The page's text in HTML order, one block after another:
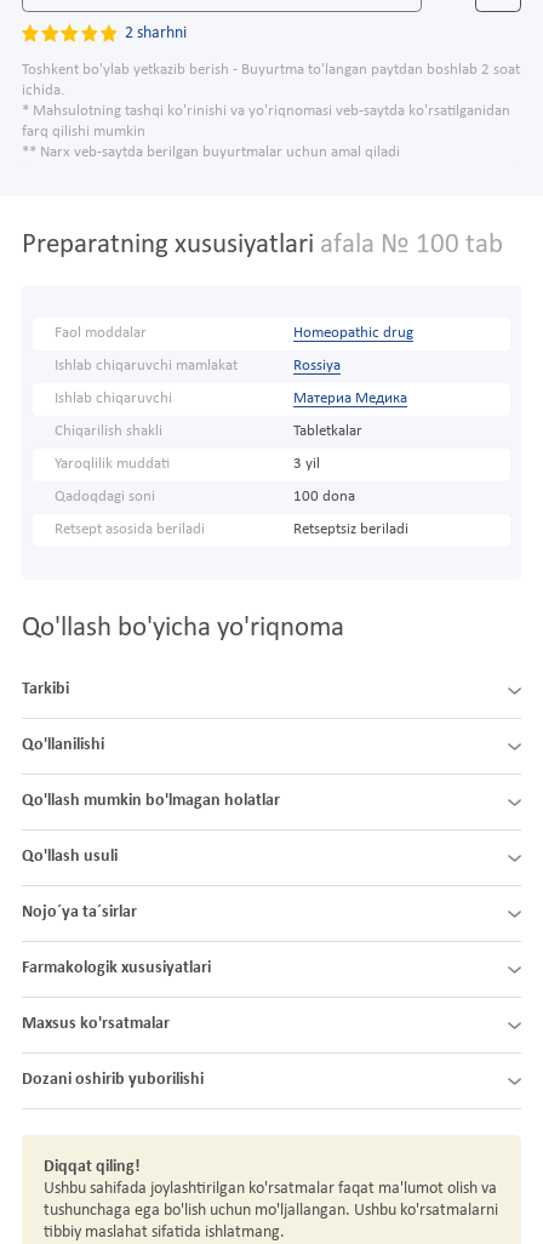
2 sharhni
Toshkent bo'ylab yetkazib berish - Buyurtma to'langan paytdan boshlab 2 soat
ichida.
* Mahsulotning tashqi ko'rinishi va yo'riqnomasi veb-saytda ko'rsatilganidan
farq qilishi mumkin
** Narx veb-saytda berilgan buyurtmalar uchun amal qiladi
Preparatning xususiyatlari afala № 100 tab
Faol moddalar Homeopathic drug
Ishlab chiqaruvchi mamlakat Rossiya
Ishlab chiqaruvchi Материа Медика
Chiqarilish shakli Tabletkalar
Yaroqlilik muddati 3 yil
Qadoqdagi soni 100 dona
Retsept asosida beriladi Retseptsiz beriladi
Qo'llash bo'yicha yo'riqnoma
Tarkibi
Qo'llanilishi
Qo'llash mumkin bo'lmagan holatlar
Qo'llash usuli
Nojo´ya ta´sirlar
Farmakologik xususiyatlari
Maxsus ko'rsatmalar
Dozani oshirib yuborilishi
Diqqat qiling!
Ushbu sahifada joylashtirilgan ko'rsatmalar faqat ma'lumot olish va
tushunchaga ega bo'lish uchun mo'ljallangan. Ushbu ko'rsatmalarni
tibbiy maslahat sifatida ishlatmang.